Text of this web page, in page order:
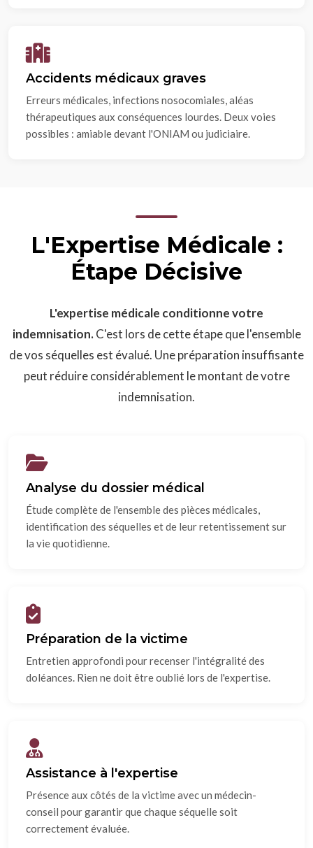
Accidents médicaux graves
Erreurs médicales, infections nosocomiales, aléas
thérapeutiques aux conséquences lourdes. Deux voies
possibles : amiable devant l'ONIAM ou judiciaire.
L'Expertise Médicale :
Étape Décisive
L'expertise médicale conditionne votre
indemnisation.C'est lors de cette étape que l'ensemble
de vos séquelles est évalué. Une préparation insuffisante
peut réduire considérablement le montant de votre
indemnisation.
Analyse du dossier médical
Étude complète de l'ensemble des pièces médicales,
identification des séquelles et de leur retentissement sur
la vie quotidienne.
Préparation de la victime
Entretien approfondi pour recenser l'intégralité des
doléances. Rien ne doit être oublié lors de l'expertise.
Assistance à l'expertise
Présence aux côtés de la victime avec un médecin-
conseil pour garantir que chaque séquelle soit
correctement évaluée.